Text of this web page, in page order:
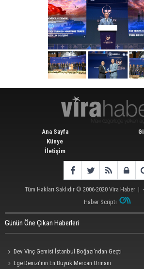
Ana Sayfa
Künye
İletişim
Tüm Hakları Saklıdır © 2006-2020 Vira Haber |
Haber Scripti
Günün Öne Çıkan Haberleri
Dev Vinç Gemisi İstanbul Boğazı'ndan Geçti
Ege Denizi’nin En Büyük Mercan Ormanı